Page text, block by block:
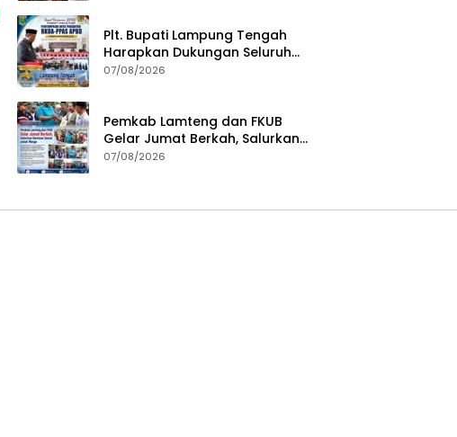
Plt. Bupati Lampung Tengah
Harapkan Dukungan Seluruh
Pimpinan DPRD Bahas RKUA-
07/08/2026
Pemkab Lamteng dan FKUB
Gelar Jumat Berkah, Salurkan
Bantuan Sosial untuk Warga
07/08/2026